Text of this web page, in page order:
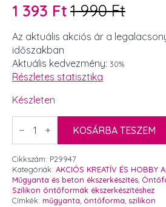
1 990Ft
Original
price
was:
1
990 Ft.
1 393 Ft
Current
price
is:
1
393 Ft.
Az aktuális akciós ár a
időszakban
Aktuális kedvezmény: 30%
Részletes statisztika
Készleten
Szilikon
öntőforma
keret
mennyiség
KOSÁRBA TESZEM
Cikkszám: P29947
Kategóriák: AKCIÓS KREATÍV ÉS HOBBY
Műgyanta és beton ékszerkészítés,
Szilikon öntőformák ékszerkészítéshez
Címkék: műgyanta, öntőforma, szilikon